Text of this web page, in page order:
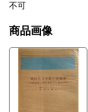
不可
商品画像